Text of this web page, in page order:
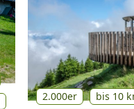
2.000er
bis 10